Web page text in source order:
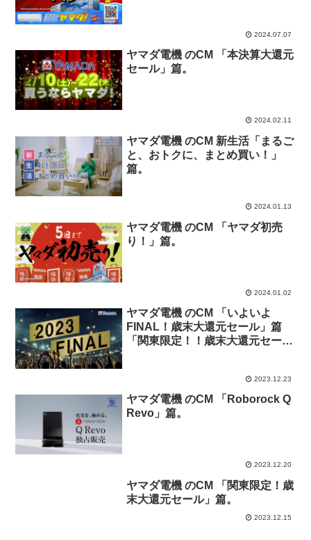
2024.07.07
ヤマダ電機 のCM 「本決算大還元
セール」篇。
2024.02.11
ヤマダ電機 のCM 新生活「まるご
と、おトクに、まとめ買い！」
篇。
2024.01.13
ヤマダ電機 のCM 「ヤマダ初売
り！」篇。
2024.01.02
ヤマダ電機 のCM 「いよいよ
FINAL！歳末大還元セール」篇
「関東限定！！歳末大還元セー
2023.12.23
ヤマダ電機 のCM 「Roborock Q
Revo」篇。
2023.12.20
ヤマダ電機 のCM 「関東限定！歳
末大還元セール」篇。
2023.12.15